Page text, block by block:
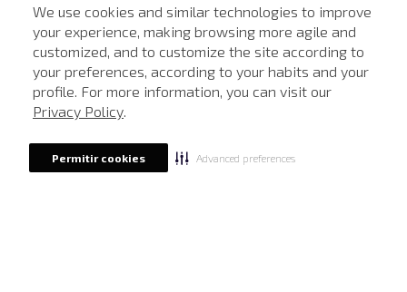
We use cookies and similar technologies to improve
your experience, making browsing more agile and
customized, and to customize the site according to
your preferences, according to your habits and your
profile. For more information, you can visit our
Privacy Policy.
Permitir cookies Advanced preferences